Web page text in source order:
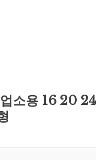
소용 16 20